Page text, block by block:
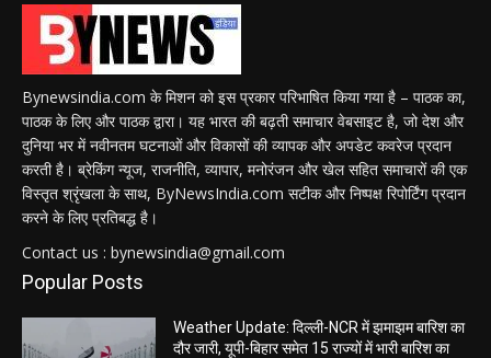
Bynewsindia.com के मिशन को इस प्रकार परिभाषित किया गया है – पाठक का,
पाठक के लिए और पाठक द्वारा। यह भारत की बढ़ती समाचार वेबसाइट है, जो देश और
दुनिया भर में नवीनतम घटनाओं और विकासों की व्यापक और अपडेट कवरेज प्रदान
करती है। ब्रेकिंग न्यूज, राजनीति, व्यापार, मनोरंजन और खेल सहित समाचारों की एक
विस्तृत श्रृंखला के साथ, ByNewsIndia.com सटीक और निष्पक्ष रिपोर्टिंग प्रदान
करने के लिए प्रतिबद्ध है।
Contact us : bynewsindia@gmail.com
Popular Posts
Weather Update: दिल्ली-NCR में झमाझम बारिश का
दौर जारी, यूपी-बिहार समेत 15 राज्यों में भारी बारिश का